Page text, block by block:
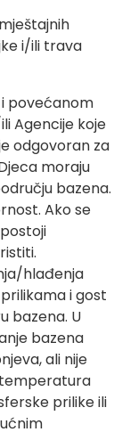
i/ili trava
i povećanom
Agencije koje
odgovoran za
moraju
bazena.
Ako se
hlađenja
i gost
bazena. U
bazena
ali nije
prilike ili